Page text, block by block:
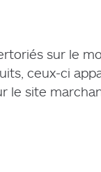
sur le
ceux-ci
le site